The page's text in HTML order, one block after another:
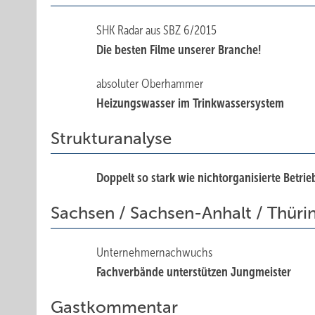
SHK Radar aus SBZ 6/2015
Die besten Filme unserer Branche!
absoluter Oberhammer
Heizungswasser im Trinkwassersystem
Strukturanalyse
Doppelt so stark wie nichtorganisierte
Sachsen / Sachsen-Anhalt /
Unternehmernachwuchs
Fachverbände unterstützen Jungmeister
Gastkommentar